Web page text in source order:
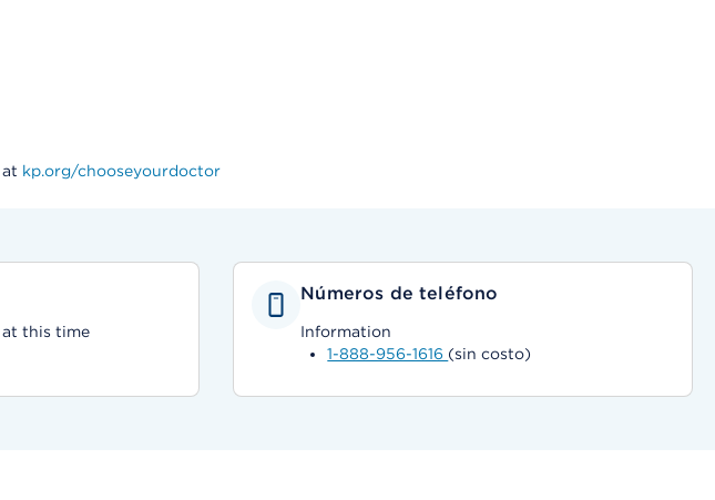
kp.org/chooseyourdoctor
this time
Números de teléfono
Information
1-888-956-1616 (sin costo)